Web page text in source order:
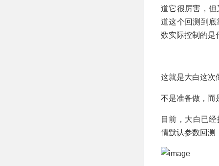
道它很厉害，
道这个回测到
数实际控制的是
这就是大白这次
不是准备做，而
目前，大白已
情默认参数回测